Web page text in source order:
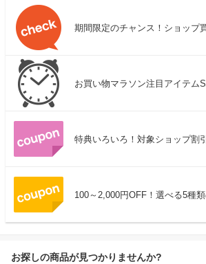
期間限定のチャンス！ショップ
お買い物マラソン注目アイテム
特典いろいろ！対象ショップ割
100～2,000円OFF！選べる5種
お探しの商品が見つかりませんか?